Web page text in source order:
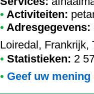
• Activiteiten:
• Adresgegevens:
Loiredal, Frankrijk,
• Statistieken: 2
• Geef uw mening